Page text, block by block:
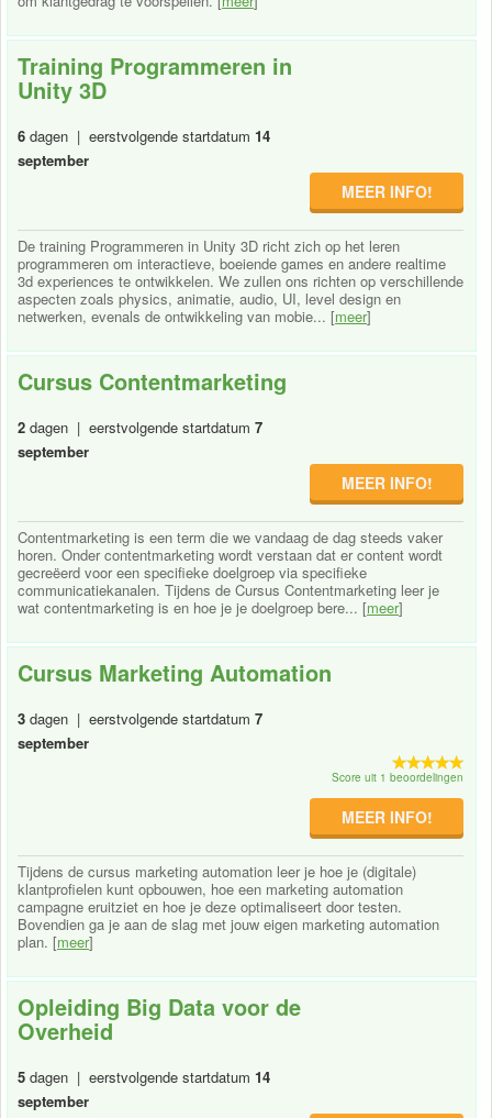
Training Programmeren in
Unity 3D
6 dagen | eerstvolgende startdatum 14
september
MEER INFO!
De training Programmeren in Unity 3D richt zich op het leren
programmeren om interactieve, boeiende games en andere realtime
3d experiences te ontwikkelen. We zullen ons richten op verschillende
aspecten zoals physics, animatie, audio, UI, level design en
netwerken, evenals de ontwikkeling van mobie... [meer]
Cursus Contentmarketing
2 dagen | eerstvolgende startdatum 7
september
MEER INFO!
Contentmarketing is een term die we vandaag de dag steeds vaker
horen. Onder contentmarketing wordt verstaan dat er content wordt
gecreëerd voor een specifieke doelgroep via specifieke
communicatiekanalen. Tijdens de Cursus Contentmarketing leer je
wat contentmarketing is en hoe je je doelgroep bere... [meer]
Cursus Marketing Automation
3 dagen | eerstvolgende startdatum 7
september
Score uit 1 beoordelingen
MEER INFO!
Tijdens de cursus marketing automation leer je hoe je (digitale)
klantprofielen kunt opbouwen, hoe een marketing automation
campagne eruitziet en hoe je deze optimaliseert door testen.
Bovendien ga je aan de slag met jouw eigen marketing automation
plan. [meer]
Opleiding Big Data voor de
Overheid
5 dagen | eerstvolgende startdatum 14
september